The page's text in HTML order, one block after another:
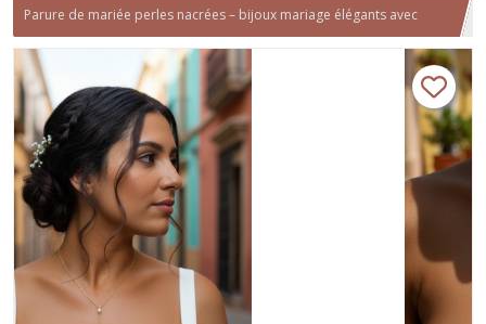
Parure de mariée perles nacrées – bijoux mariage élégants avec
collier goutte ajustable, bracelet perle et boucles d’oreilles – idéal
robe bustier et décolleté – finition dorée ou argentée.